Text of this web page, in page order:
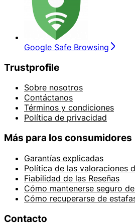
Google Safe Browsing
Trustprofile
Sobre nosotros
Contáctanos
Términos y condiciones
Política de privacidad
Más para los consumidores
Garantías explicadas
Política de las valoraciones
Fiabilidad de las Reseñas
Cómo mantenerse seguro
Cómo recuperarse de
Contacto